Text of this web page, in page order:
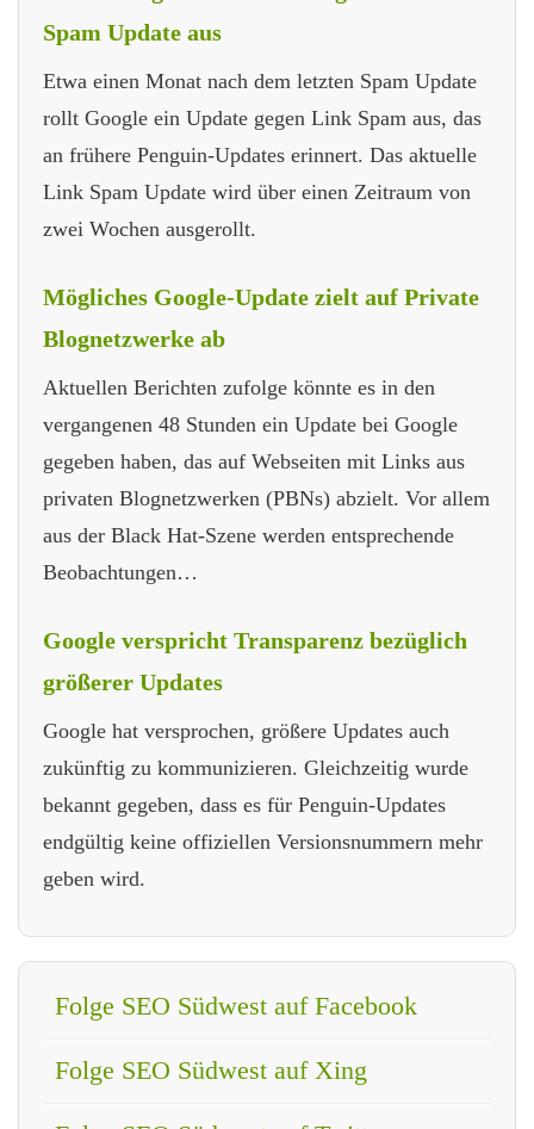
Spam Update aus
Etwa einen Monat nach dem letzten Spam Update
rollt Google ein Update gegen Link Spam aus, das
an frühere Penguin-Updates erinnert. Das aktuelle
Link Spam Update wird über einen Zeitraum von
zwei Wochen ausgerollt.
Mögliches Google-Update zielt auf Private
Blognetzwerke ab
Aktuellen Berichten zufolge könnte es in den
vergangenen 48 Stunden ein Update bei Google
gegeben haben, das auf Webseiten mit Links aus
privaten Blognetzwerken (PBNs) abzielt. Vor allem
aus der Black Hat-Szene werden entsprechende
Beobachtungen…
Google verspricht Transparenz bezüglich
größerer Updates
Google hat versprochen, größere Updates auch
zukünftig zu kommunizieren. Gleichzeitig wurde
bekannt gegeben, dass es für Penguin-Updates
endgültig keine offiziellen Versionsnummern mehr
geben wird.
Folge SEO Südwest auf Facebook
Folge SEO Südwest auf Xing